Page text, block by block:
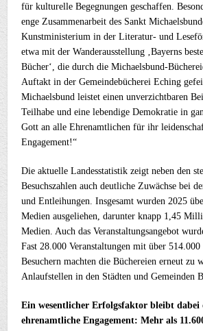
für kulturelle Begegnungen geschaffen.
enge Zusammenarbeit des Sankt
Kunstministerium in der Literatur- und
etwa mit der Wanderausstellung ‚Bayerns
Bücher‘, die durch die Michaelsbund-
Auftakt in der Gemeindebücherei Eching
Michaelsbund leistet einen unverzichtbaren
Teilhabe und eine lebendige Demokratie in
Gott an alle Ehrenamtlichen für ihr
Engagement!“
Die aktuelle Landesstatistik zeigt neben den
Besuchszahlen auch deutliche Zuwächse bei
und Entleihungen. Insgesamt wurden 2025
Medien ausgeliehen, darunter knapp 1,45
Medien. Auch das Veranstaltungsangebot
Fast 28.000 Veranstaltungen mit über 514.000
Besuchern machten die Büchereien erneut zu
Anlaufstellen in den Städten und Gemeinden
Ein wesentlicher Erfolgsfaktor bleibt dabei
ehrenamtliche Engagement: Mehr als